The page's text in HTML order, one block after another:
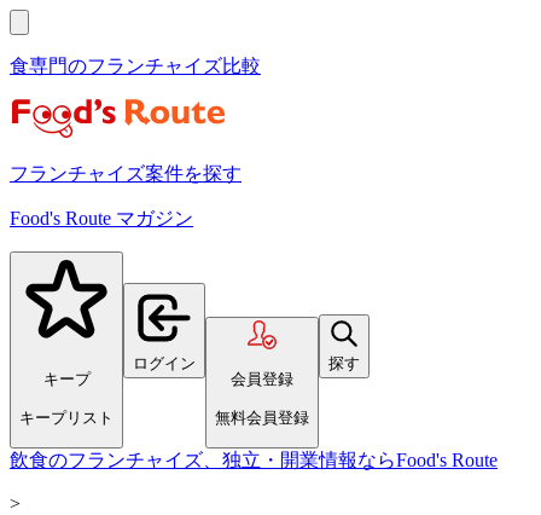
食専門のフランチャイズ比較
フランチャイズ案件を探す
Food's Route マガジン
キープ
キープリスト
ログイン
会員登録
無料会員登録
探す
飲食のフランチャイズ、独立・開業情報ならFood's Route
>